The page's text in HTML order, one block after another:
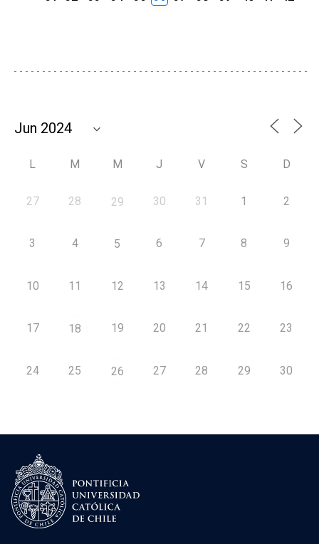
L M M J V S D
27 28 29 30 31 1 2
3 4 5 6 7 8 9
10 11 12 13 14 15 16
17 18 19 20 21 22 23
24 25 26 27 28 29 30